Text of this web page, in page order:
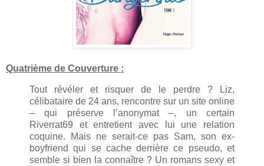
Quatrième de Couverture :
Tout révéler et risquer de le perdre ? Liz,
célibataire de 24 ans, rencontre sur un site online
– qui préserve l’anonymat –, un certain
Riverrat69 et entretient avec lui une relation
coquine. Mais ne serait-ce pas Sam, son ex-
boyfriend qui se cache derrière ce pseudo, et
semble si bien la connaître ? Un romans sexy et